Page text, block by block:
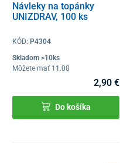
Návleky na topánky
UNIZDRAV, 100 ks
KÓD: P4304
Skladom >10ks
Môžete mať 11.08
2,90 €
Do košíka